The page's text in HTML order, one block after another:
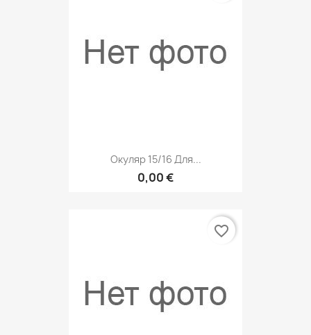
Окуляр 15/16 Для...
0,00 €
favorite_border